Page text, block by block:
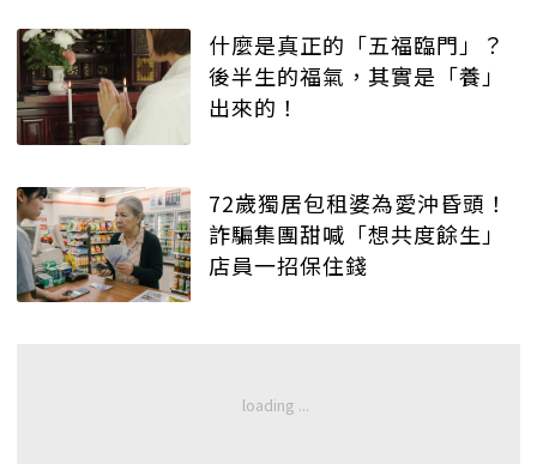
什麼是真正的「五福臨門」？
後半生的福氣，其實是「養」
出來的！
72歲獨居包租婆為愛沖昏頭！
詐騙集團甜喊「想共度餘生」
店員一招保住錢